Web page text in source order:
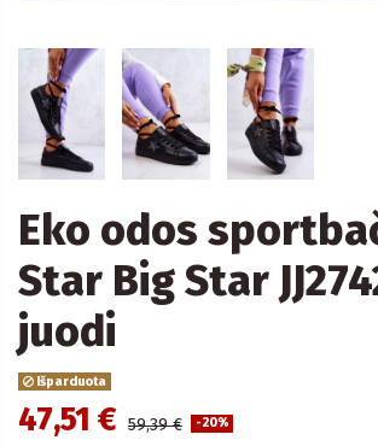
Eko odos
Star Big Star
juodi
Išparduota
47,51 € 59,39 € -20%